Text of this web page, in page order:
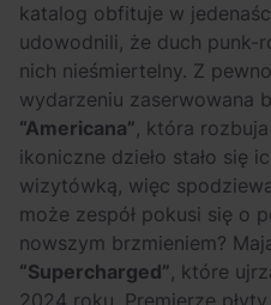
katalog obfituje w
udowodnili, że duch punk-
nich nieśmiertelny. Z
wydarzeniu zaserwowana
“Americana”, która
ikoniczne dzieło stało się
wizytówką, więc
może zespół pokusi się o
nowszym brzmieniem?
“Supercharged”, które
2024 roku. Premierze